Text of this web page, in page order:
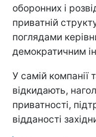
оборонних і
приватній
поглядами
демократичним
У самій компанії
відкидають,
приватності,
відданості